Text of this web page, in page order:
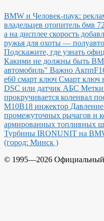
BMW и Человек-паук:
владельцев отопитель бмв
а на дисплее скорость
ружья для охоты —
Подскажите, где узнать
Какими не должны быть
автомобиль" Важно Акпп
е60 смарт ключ Смарт ключ
DSC или датчик АБС Метки
прокручивается коленвал
М10В18 инжектор Давление
промежуточных рычагов и
армированных топливных
Турбины IRONUNIT на
(город: Минск )
© 1995—2026